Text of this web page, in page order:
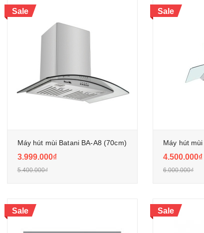
Sale
Máy hút mùi Batani BA-A8 (70cm)
3.999.000₫
5.400.000₫
Sale
Máy hút
4.500.000₫
6.000.000₫
Sale Sale